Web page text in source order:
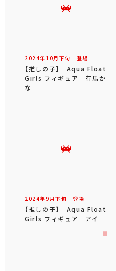
2024年 10月 下旬 登場
【推しの子】 Aqua Float
Girls フィギュア 有馬か
な
2024年9 月下旬 登場
【推しの子】 Aqua Float
Girls フィギュア アイ